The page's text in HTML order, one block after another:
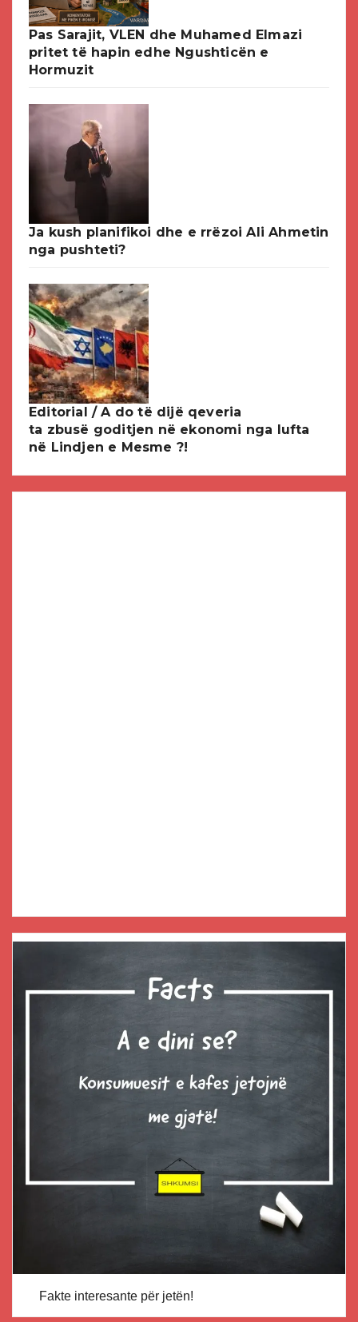
Pas Sarajit, VLEN dhe Muhamed Elmazi
pritet të hapin edhe Ngushticën e
Hormuzit
Ja kush planifikoi dhe e rrëzoi Ali Ahmetin
nga pushteti?
Editorial / A do të dijë qeveria
ta zbusë goditjen në ekonomi nga lufta
në Lindjen e Mesme ?!
Fakte interesante për jetën!